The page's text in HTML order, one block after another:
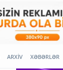
ARXİV XƏBƏRLƏR